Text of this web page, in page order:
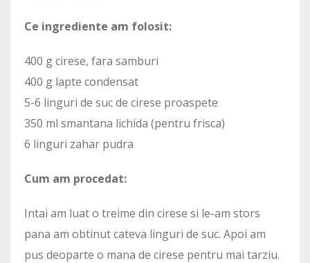
Ce ingrediente am folosit:
400 g cirese, fara samburi
400 g lapte condensat
5-6 linguri de suc de cirese proaspete
350 ml smantana lichida (pentru frisca)
6 linguri zahar pudra
Cum am procedat:
Intai am luat o treime din cirese si le-am stors
pana am obtinut cateva linguri de suc. Apoi am
pus deoparte o mana de cirese pentru mai tarziu.